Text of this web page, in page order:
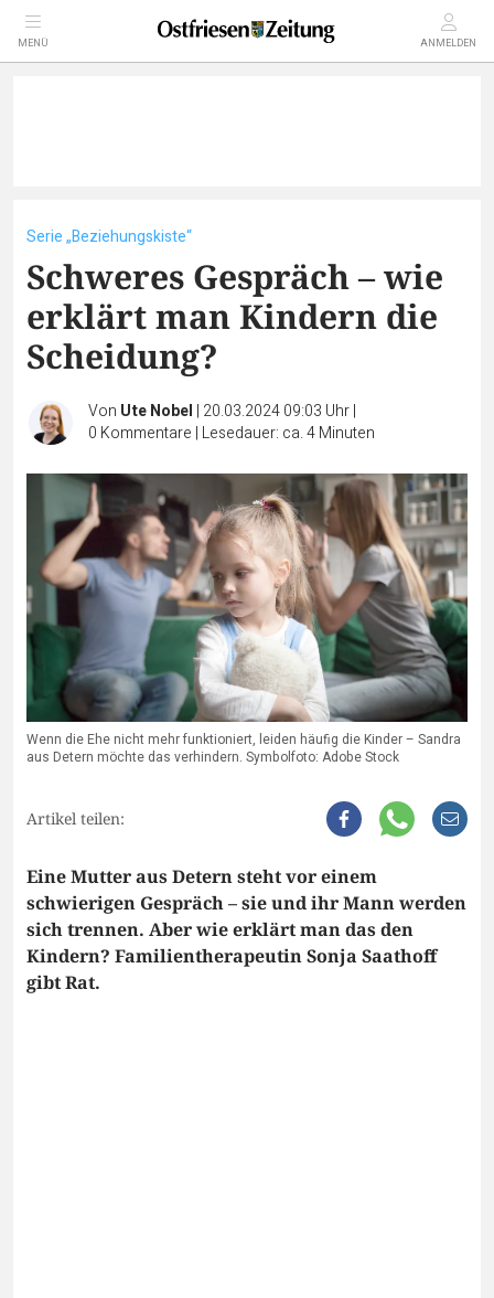
MENÜ ANMELDEN
Serie „Beziehungskiste“
Schweres Gespräch – wie
erklärt man Kindern die
Scheidung?
Von Ute Nobel | 20.03.2024 09:03 Uhr|
0 Kommentare | Lesedauer: ca. 4 Minuten
Wenn die Ehe nicht mehr funktioniert, leiden häufig die Kinder – Sandra
aus Detern möchte das verhindern. Symbolfoto: Adobe Stock
Artikel teilen:
Eine Mutter aus Detern steht vor einem
schwierigen Gespräch – sie und ihr Mann werden
sich trennen. Aber wie erklärt man das den
Kindern? Familientherapeutin Sonja Saathoff
gibt Rat.